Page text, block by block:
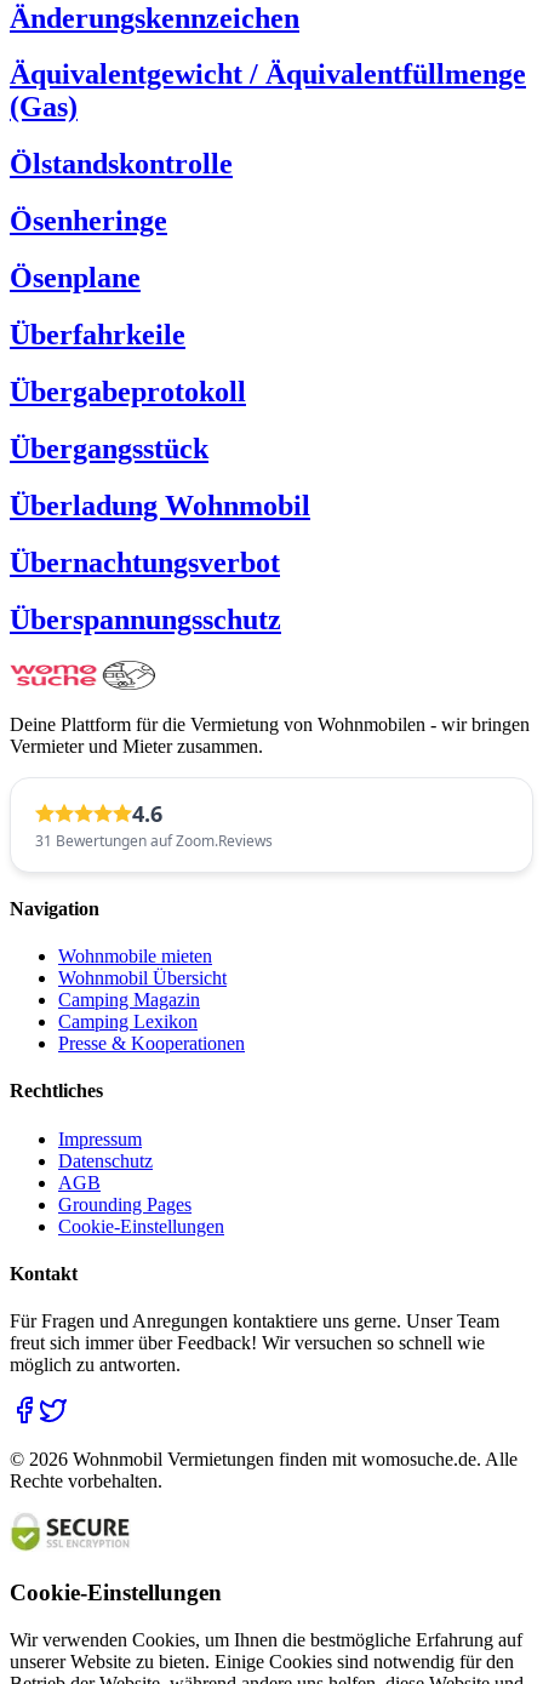
Änderungskennzeichen
Äquivalentgewicht / Äquivalentfüllmenge
(Gas)
Ölstandskontrolle
Ösenheringe
Ösenplane
Überfahrkeile
Übergabeprotokoll
Übergangsstück
Überladung Wohnmobil
Übernachtungsverbot
Überspannungsschutz
Deine Plattform für die Vermietung von Wohnmobilen - wir bringen
Vermieter und Mieter zusammen.
4.6
31 Bewertungen auf Zoom.Reviews
Navigation
Wohnmobile mieten
Wohnmobil Übersicht
Camping Magazin
Camping Lexikon
Presse & Kooperationen
Rechtliches
Impressum
Datenschutz
AGB
Grounding Pages
Cookie-Einstellungen
Kontakt
Für Fragen und Anregungen kontaktiere uns gerne. Unser Team
freut sich immer über Feedback! Wir versuchen so schnell wie
möglich zu antworten.
© 2026 Wohnmobil Vermietungen finden mit womosuche.de. Alle
Rechte vorbehalten.
Cookie-Einstellungen
Wir verwenden Cookies, um Ihnen die bestmögliche Erfahrung auf
unserer Website zu bieten. Einige Cookies sind notwendig für den